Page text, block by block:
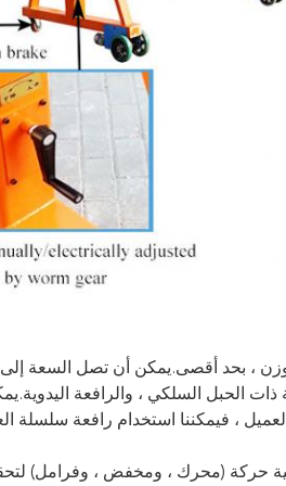
ذات الحبل السلكي ، والرافعة
، فيمكننا استخدام رافعة سلسلة
حركة (محرك ، ومخفض ، وفرامل)